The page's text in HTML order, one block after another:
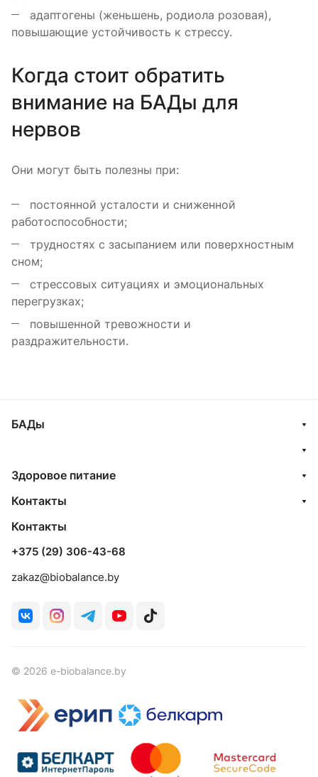
адаптогены (женьшень, родиола розовая),
повышающие устойчивость к стрессу.
Когда стоит обратить
внимание на БАДы для
нервов
Они могут быть полезны при:
постоянной усталости и сниженной
работоспособности;
трудностях с засыпанием или поверхностным
сном;
стрессовых ситуациях и эмоциональных
перегрузках;
повышенной тревожности и
раздражительности.
БАДы
Здоровое питание
Контакты
Контакты
+375 (29) 306-43-68
zakaz@biobalance.by
© 2026 e-biobalance.by